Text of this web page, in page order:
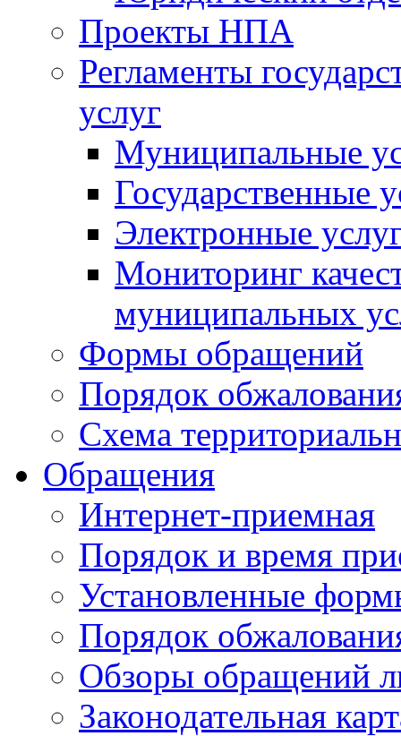
Проекты НПА
Регламенты
услуг
Муниципальные
Государственные
Электронные
Мониторинг
муниципальных
Формы обращений
Порядок
Схема
Обращения
Интернет-приемная
Порядок и время
Установленные
Порядок
Обзоры обращений
Законодательная